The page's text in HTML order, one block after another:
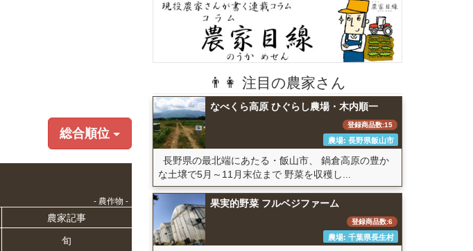
総合順位
- 農作物 -
農家記事
旬
👨👩 注目の農家さん
なべくら高原 ひぐらし農場・木内順一
登録商品数:15
農場: 長野県飯山市
長野県の最北端にあたる・飯山市、 鍋倉高原の豊か
な土壌で5月～11月末位まで 野菜を収穫し...
果実的野菜 フルベジファーム
登録商品数:6
農場: 千葉県長生村